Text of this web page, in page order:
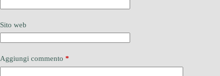
Sito web
Aggiungi commento *